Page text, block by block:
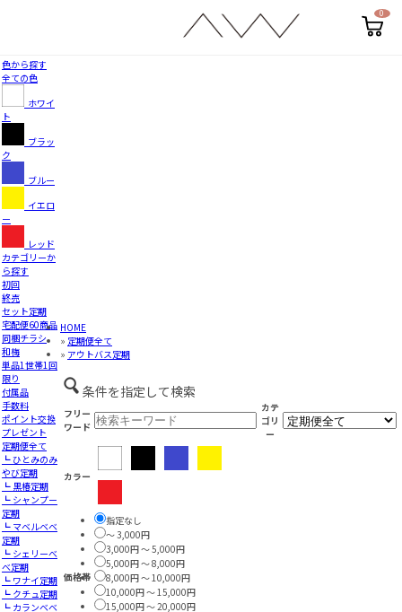
カ
0
色から探す
全ての色
ホワイ
ト
ブラッ
ク
ブルー
イエロ
ー
レッド
カテゴリーか
ら探す
初回
終売
セット定期
宅配便60商品
同梱チラシ
和梅
単品1世帯1回
限り
付属品
手数料
ポイント交換
プレゼント
定期便全て
┗ ひとみのみ
やび定期
┗ 黒椿定期
┗ シャンプー
定期
┗ マベルベベ
定期
┗ シェリーべ
べ定期
┗ ワナイ定期
┗ クチュ定期
┗ カランベベ
HOME
» 定期便全て
» アウトバス定期
条件を指定して検索
フリー
ワード
カテ
ゴリ
ー
カラー
価格帯
指定なし
～ 3,000円
3,000円 ～ 5,000円
5,000円 ～ 8,000円
8,000円 ～ 10,000円
10,000円 ～ 15,000円
15,000円 ～ 20,000円